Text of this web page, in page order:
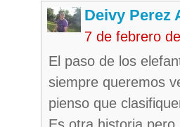
Deivy Perez
7 de febrero
El paso de los
siempre queremos
pienso que